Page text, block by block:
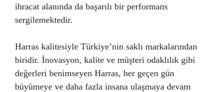
ihracat alanında da başarılı bir performans
sergilemektedir.
Harras kalitesiyle Türkiye’nin saklı markalarından
biridir. İnovasyon, kalite ve müşteri odaklılık gibi
değerleri benimseyen Harras, her geçen gün
büyümeye ve daha fazla insana ulaşmaya devam